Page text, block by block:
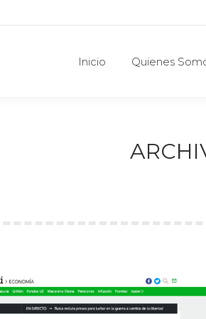
Inicio Quienes
Inicio Quienes